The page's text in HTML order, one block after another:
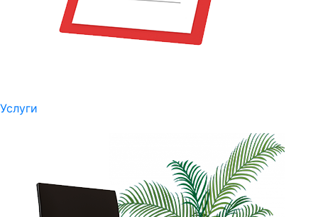
Услуги